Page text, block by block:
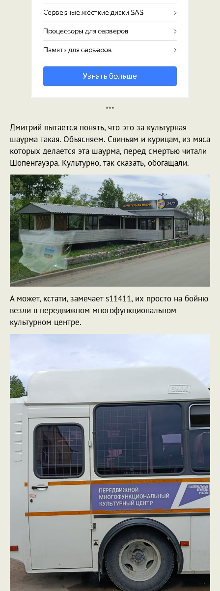
***
Дмитрий пытается понять, что это за культурная
шаурма такая. Объясняем. Свиньям и курицам, из мяса
которых делается эта шаурма, перед смертью читали
Шопенгауэра. Культурно, так сказать, обогащали.
А может, кстати, замечает s11411, их просто на бойню
везли в передвижном многофункциональном
культурном центре.